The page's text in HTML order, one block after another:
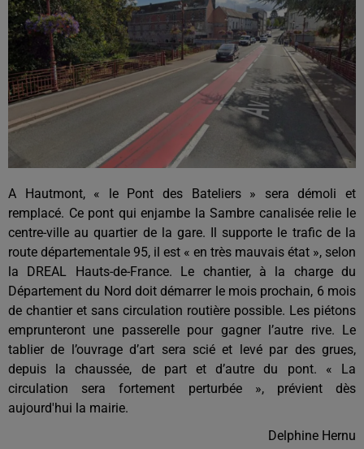
A Hautmont, « le Pont des Bateliers » sera démoli et
remplacé. Ce pont qui enjambe la Sambre canalisée relie le
centre-ville au quartier de la gare. Il supporte le trafic de la
route départementale 95, il est « en très mauvais état », selon
la DREAL Hauts-de-France. Le chantier, à la charge du
Département du Nord doit démarrer le mois prochain, 6 mois
de chantier et sans circulation routière possible. Les piétons
emprunteront une passerelle pour gagner l’autre rive. Le
tablier de l’ouvrage d’art sera scié et levé par des grues,
depuis la chaussée, de part et d’autre du pont. « La
circulation sera fortement perturbée », prévient dès
aujourd'hui la mairie.
Delphine Hernu